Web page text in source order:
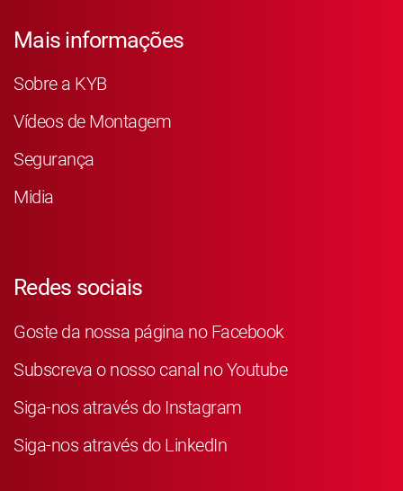
Mais informações
Sobre a KYB
Vídeos de Montagem
Segurança
Midia
Redes sociais
Goste da nossa página no Facebook
Subscreva o nosso canal no Youtube
Siga-nos através do Instagram
Siga-nos através do LinkedIn